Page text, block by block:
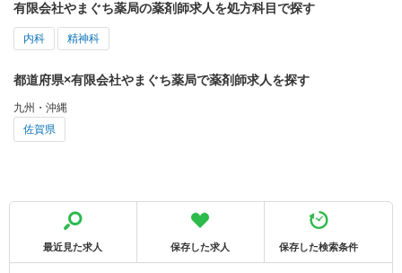
有限会社やまぐち薬局の薬剤師求人を処方科目で探す
内科 精神科
都道府県×有限会社やまぐち薬局で薬剤師求人を探す
九州・沖縄
佐賀県
最近見た求人 保存した求人 保存した検索条件